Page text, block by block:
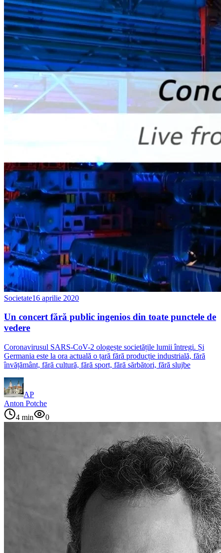
Societate16 aprilie 2020
Un concert fără public ingenios din toate punctele de
vedere
Coronavirusul SARS-CoV-2 ologește societățile lumii întregi. Și
Germania este la ora actuală o țară fără producție industrială, fără
învățământ, fără cultură, fără sport, fără sărbători, fără slujbe
AP
Anton Potche
4 min 0